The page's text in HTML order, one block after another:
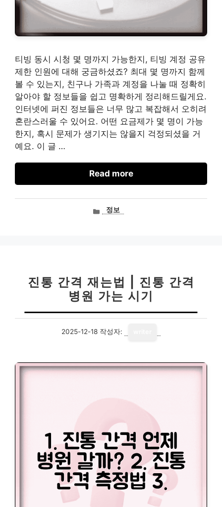
티빙 동시 시청 몇 명까지 가능한지, 티빙 계정 공유
제한 인원에 대해 궁금하셨죠? 최대 몇 명까지 함께
볼 수 있는지, 친구나 가족과 계정을 나눌 때 정확히
알아야 할 정보들을 쉽고 명확하게 정리해드릴게요.
인터넷에 퍼진 정보들은 너무 많고 복잡해서 오히려
혼란스러울 수 있어요. 어떤 요금제가 몇 명이 가능
한지, 혹시 문제가 생기지는 않을지 걱정되셨을 거
예요. 이 글 …
Read more
카정보
진통 간격 재는법 | 진통 간격
병원 가는 시기
2025-12-18 작성자: